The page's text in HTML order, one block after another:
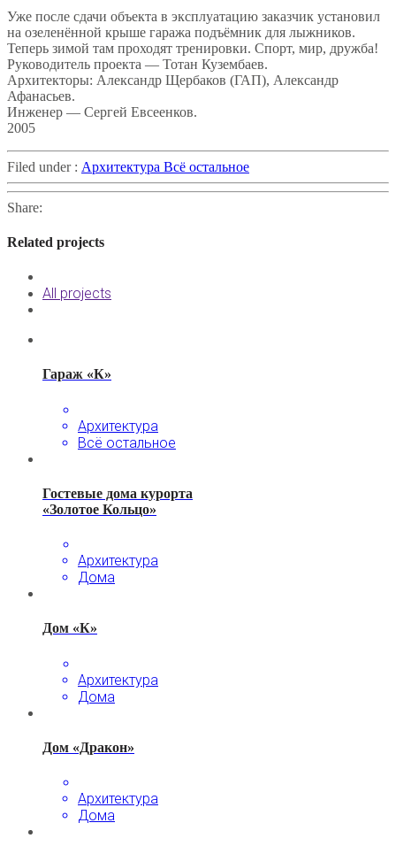
Уже после сдачи объекта в эксплуатацию заказчик установил
на озеленённой крыше гаража подъёмник для лыжников.
Теперь зимой там проходят тренировки. Спорт, мир, дружба!
Руководитель проекта — Тотан Кузембаев.
Архитекторы: Александр Щербаков (ГАП), Александр
Афанасьев.
Инженер — Сергей Евсеенков.
2005
Filed under : Архитектура Всё остальное
Share:
Related projects
All projects
Гараж «К»
Архитектура
Всё остальное
Гостевые дома курорта
«Золотое Кольцо»
Архитектура
Дома
Дом «К»
Архитектура
Дома
Дом «Дракон»
Архитектура
Дома